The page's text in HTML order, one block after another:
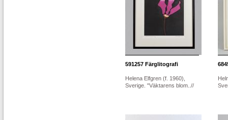
591257 Färglitografi
Helena Elfgren (f. 1960),
Sverige. "Väktarens blom..//